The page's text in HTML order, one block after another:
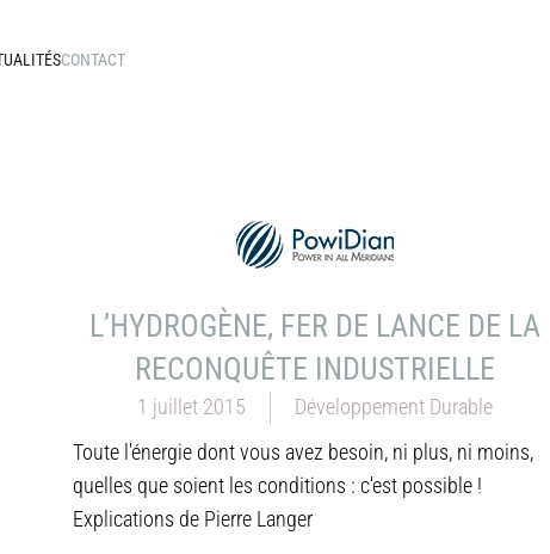
CONTACT
L’HYDROGÈNE, FER DE LANCE DE LA
RECONQUÊTE INDUSTRIELLE
1 juillet 2015
Développement Durable
Toute l'énergie dont vous avez besoin, ni plus, ni moins,
quelles que soient les conditions : c'est possible !
Explications de Pierre Langer